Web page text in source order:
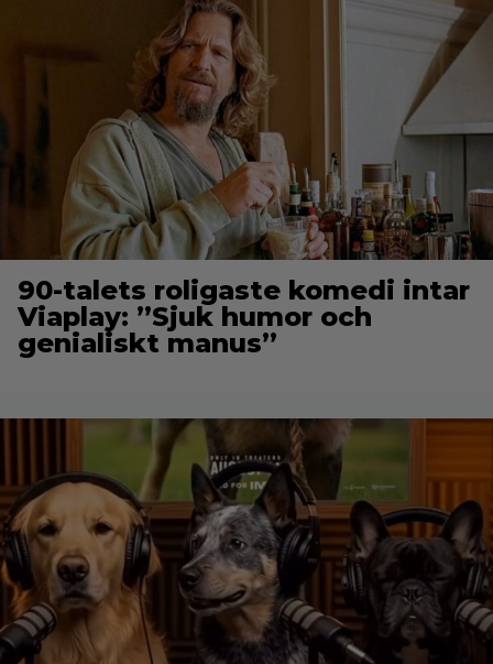
90-talets roligaste komedi intar
Viaplay: ”Sjuk humor och
genialiskt manus”